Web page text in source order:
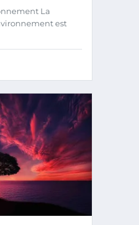
La
est